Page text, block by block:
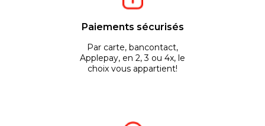
Paiements sécurisés
Par carte, bancontact,
Applepay, en 2, 3 ou 4x, le
choix vous appartient!